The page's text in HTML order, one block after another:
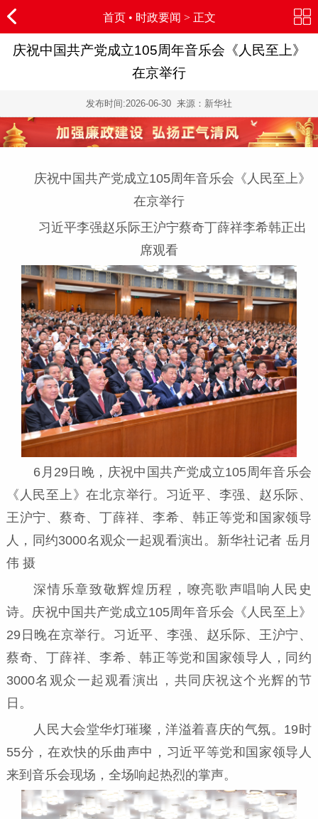
首页• 时政要闻 > 正文
庆祝中国共产党成立105周年音乐会《人民至上》
在京举行
发布时间:2026-06-30 来源：新华社
庆祝中国共产党成立105周年音乐会《人民至上》
在京举行
习近平李强赵乐际王沪宁蔡奇丁薛祥李希韩正出
席观看
6月29日晚，庆祝中国共产党成立105周年音乐会
《人民至上》在北京举行。习近平、李强、赵乐际、
王沪宁、蔡奇、丁薛祥、李希、韩正等党和国家领导
人，同约3000名观众一起观看演出。新华社记者 岳月
伟 摄
深情乐章致敬辉煌历程，嘹亮歌声唱响人民史
诗。庆祝中国共产党成立105周年音乐会《人民至上》
29日晚在京举行。习近平、李强、赵乐际、王沪宁、
蔡奇、丁薛祥、李希、韩正等党和国家领导人，同约
3000名观众一起观看演出，共同庆祝这个光辉的节
日。
人民大会堂华灯璀璨，洋溢着喜庆的气氛。19时
55分，在欢快的乐曲声中，习近平等党和国家领导人
来到音乐会现场，全场响起热烈的掌声。